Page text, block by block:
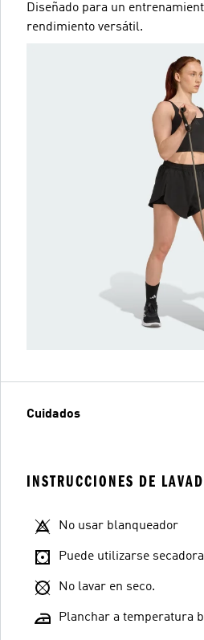
Diseñado para un
rendimiento versátil.
Cuidados
INSTRUCCIONES DE
No usar blanqueador
Puede utilizarse
No lavar en seco.
Planchar a temperatura